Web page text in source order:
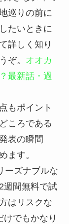
巡りの前に
たいときに
詳しく知り
ぞ。 オオカ
最新話・過
もポイント
ころである
表の瞬間
ます。
ーズナブルな
週間無料で試
はリスクな
けでもかなり